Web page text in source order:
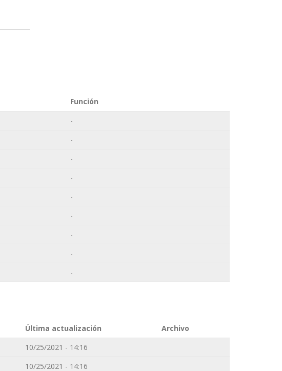
Función
-
-
-
-
-
-
-
-
-
Última actualización
Archivo
10/25/2021 - 14:16
10/25/2021 - 14:16